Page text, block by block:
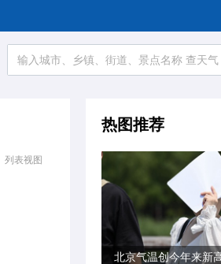
列表视图
热图推荐
北京气温创今年来新